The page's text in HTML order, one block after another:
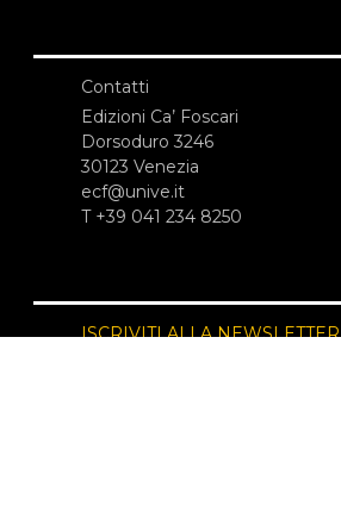
Contatti
Edizioni Ca’ Foscari
Dorsoduro 3246
30123 Venezia
ecf@unive.it
T +39 041 234 8250
ISCRIVITI ALLA NEWSLETTER